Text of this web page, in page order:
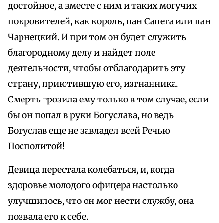
достойное, а вместе с ним и таких могучих
покровителей, как король, пан Сапега или пан
Чарнецкий. И при том он будет служить
благородному делу и найдет поле
деятельности, чтобы отблагодарить эту
страну, приютившую его, изгнанника.
Смерть грозила ему только в том случае, если
бы он попал в руки Богуслава, но ведь
Богуслав еще не завладел всей Речью
Посполитой!
Девица перестала колебаться, и, когда
здоровье молодого офицера настолько
улучшилось, что он мог нести службу, она
позвала его к себе.